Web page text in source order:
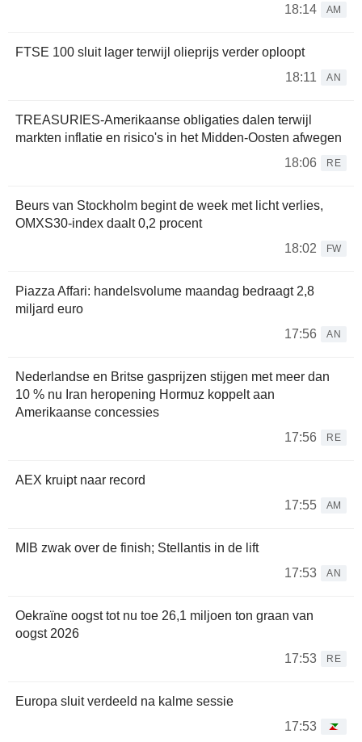
18:14
AM
FTSE 100 sluit lager terwijl olieprijs verder oploopt
18:11
AN
TREASURIES-Amerikaanse obligaties dalen terwijl
markten inflatie en risico's in het Midden-Oosten afwegen
18:06
RE
Beurs van Stockholm begint de week met licht verlies,
OMXS30-index daalt 0,2 procent
18:02
FW
Piazza Affari: handelsvolume maandag bedraagt 2,8
miljard euro
17:56
AN
Nederlandse en Britse gasprijzen stijgen met meer dan
10 % nu Iran heropening Hormuz koppelt aan
Amerikaanse concessies
17:56
RE
AEX kruipt naar record
17:55
AM
MIB zwak over de finish; Stellantis in de lift
17:53
AN
Oekraïne oogst tot nu toe 26,1 miljoen ton graan van
oogst 2026
17:53
RE
Europa sluit verdeeld na kalme sessie
17:53